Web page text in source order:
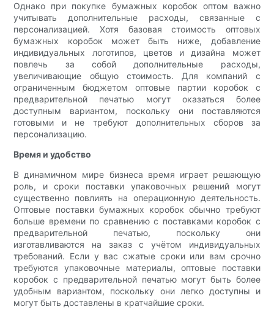
Однако при покупке бумажных коробок оптом важно
учитывать дополнительные расходы, связанные с
персонализацией. Хотя базовая стоимость оптовых
бумажных коробок может быть ниже, добавление
индивидуальных логотипов, цветов и дизайна может
повлечь за собой дополнительные расходы,
увеличивающие общую стоимость. Для компаний с
ограниченным бюджетом оптовые партии коробок с
предварительной печатью могут оказаться более
доступным вариантом, поскольку они поставляются
готовыми и не требуют дополнительных сборов за
персонализацию.
Время и удобство
В динамичном мире бизнеса время играет решающую
роль, и сроки поставки упаковочных решений могут
существенно повлиять на операционную деятельность.
Оптовые поставки бумажных коробок обычно требуют
больше времени по сравнению с поставками коробок с
предварительной печатью, поскольку они
изготавливаются на заказ с учётом индивидуальных
требований. Если у вас сжатые сроки или вам срочно
требуются упаковочные материалы, оптовые поставки
коробок с предварительной печатью могут быть более
удобным вариантом, поскольку они легко доступны и
могут быть доставлены в кратчайшие сроки.